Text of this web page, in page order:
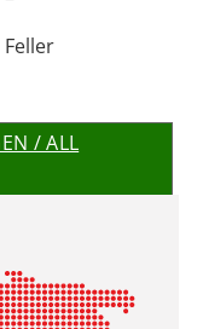
Feller
/ ALL